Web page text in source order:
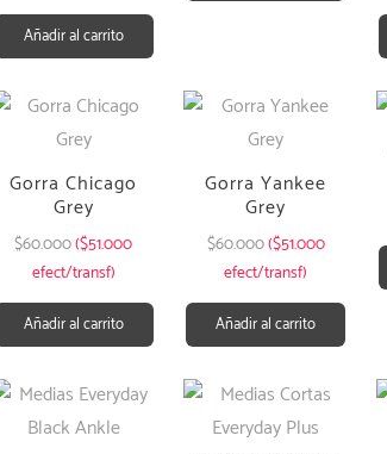
Añadir al carrito
Gorra Chicago
Grey
$60.000($51.000
efect/transf)
Añadir al carrito
Gorra Yankee
Grey
$60.000($51.000
efect/transf)
Añadir al carrito